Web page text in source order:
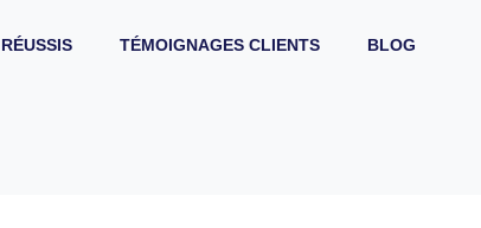
TÉMOIGNAGES CLIENTS BLOG